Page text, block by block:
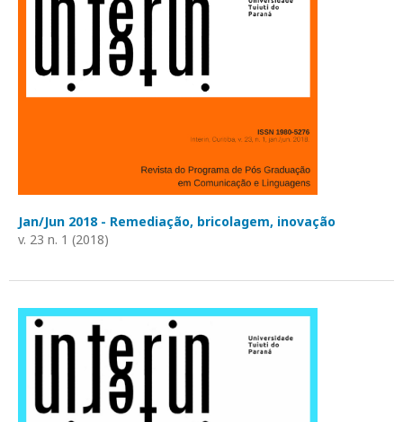
Jan/Jun 2018 - Remediação, bricolagem, inovação
v. 23 n. 1 (2018)